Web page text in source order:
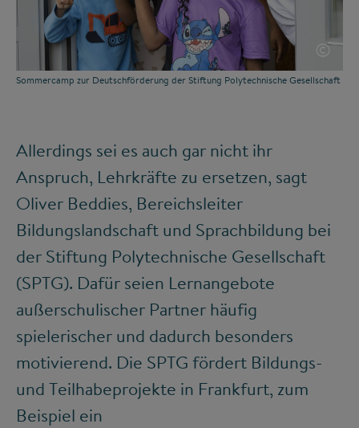
©
Sommercamp zur Deutschförderung der Stiftung Polytechnische Gesellschaft
Allerdings sei es auch gar nicht ihr
Anspruch, Lehrkräfte zu ersetzen, sagt
Oliver Beddies, Bereichsleiter
Bildungslandschaft und Sprachbildung bei
der Stiftung Polytechnische Gesellschaft
(SPTG). Dafür seien Lernangebote
außerschulischer Partner häufig
spielerischer und dadurch besonders
motivierend. Die SPTG fördert Bildungs-
und Teilhabeprojekte in Frankfurt, zum
Beispiel ein